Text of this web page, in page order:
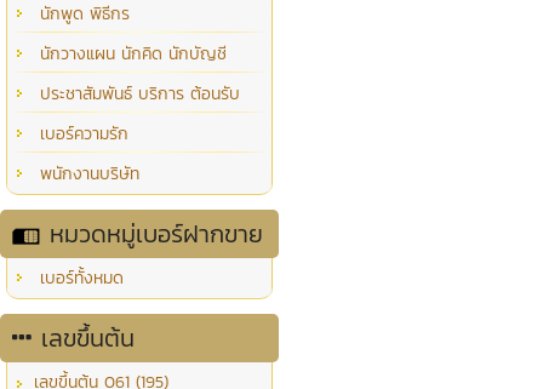
นักพูด พิธีกร
นักวางแผน นักคิด นักบัญชี
ประชาสัมพันธ์ บริการ ต้อนรับ
เบอร์ความรัก
พนักงานบริษัท
หมวดหมู่เบอร์ฝากขาย
เบอร์ทั้งหมด
เลขขึ้นต้น
เลขขึ้นต้น 061 (195)